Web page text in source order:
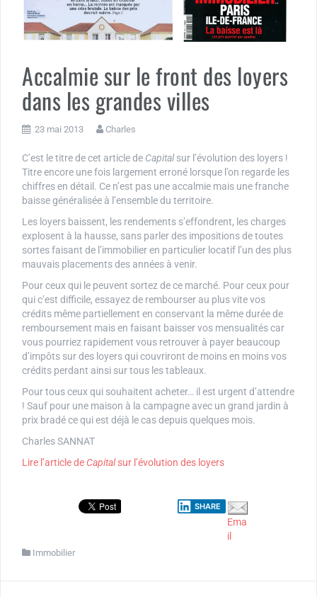
Accalmie sur le front des loyers
dans les grandes villes
23 mai 2013 Charles
C’est le titre de cet article de Capitalsur l’évolution des loyers !
Titre encore une fois largement erroné lorsque l’on regarde les
chiffres en détail. Ce n’est pas une accalmie mais une franche
baisse généralisée à l’ensemble du territoire.
Les loyers baissent, les rendements s’effondrent, les charges
explosent à la hausse, sans parler des impositions de toutes
sortes faisant de l’immobilier en particulier locatif l’un des plus
mauvais placements des années à venir.
Pour ceux qui le peuvent sortez de ce marché. Pour ceux pour
qui c’est difficile, essayez de rembourser au plus vite vos
crédits même partiellement en conservant la même durée de
remboursement mais en faisant baisser vos mensualités car
vous pourriez rapidement vous retrouver à payer beaucoup
d’impôts sur des loyers qui couvriront de moins en moins vos
crédits perdant ainsi sur tous les tableaux.
Pour tous ceux qui souhaitent acheter… il est urgent d’attendre
! Sauf pour une maison à la campagne avec un grand jardin à
prix bradé ce qui est déjà le cas depuis quelques mois.
Charles SANNAT
Lire l’article de Capitalsur l’évolution des loyers
SHARE
Ema
il
Immobilier